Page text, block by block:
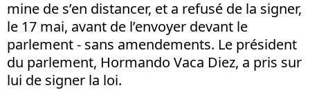
mine de s’en distancer, et a refusé de la signer,
le 17 mai, avant de l’envoyer devant le
parlement - sans amendements. Le président
du parlement, Hormando Vaca Diez, a pris sur
lui de signer la loi.